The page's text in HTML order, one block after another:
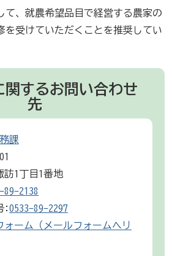
て、就農希望品目で経営する農家の
を受けていただくことを推奨してい
関するお問い合わせ
先
課
訪1丁目1番地
89-2138
:0533-89-2297
ォーム（メールフォームへリ